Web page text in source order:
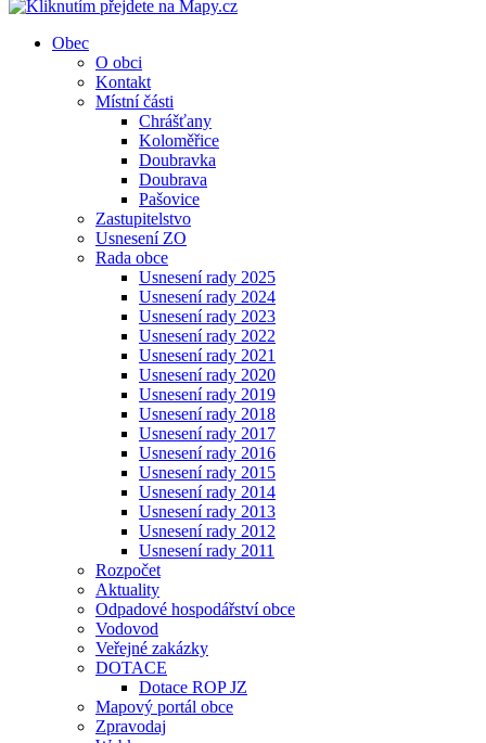
Obec
O obci
Kontakt
Místní části
Chrášťany
Koloměřice
Doubravka
Doubrava
Pašovice
Zastupitelstvo
Usnesení ZO
Rada obce
Usnesení rady 2025
Usnesení rady 2024
Usnesení rady 2023
Usnesení rady 2022
Usnesení rady 2021
Usnesení rady 2020
Usnesení rady 2019
Usnesení rady 2018
Usnesení rady 2017
Usnesení rady 2016
Usnesení rady 2015
Usnesení rady 2014
Usnesení rady 2013
Usnesení rady 2012
Usnesení rady 2011
Rozpočet
Aktuality
Odpadové hospodářství obce
Vodovod
Veřejné zakázky
DOTACE
Dotace ROP JZ
Mapový portál obce
Zpravodaj